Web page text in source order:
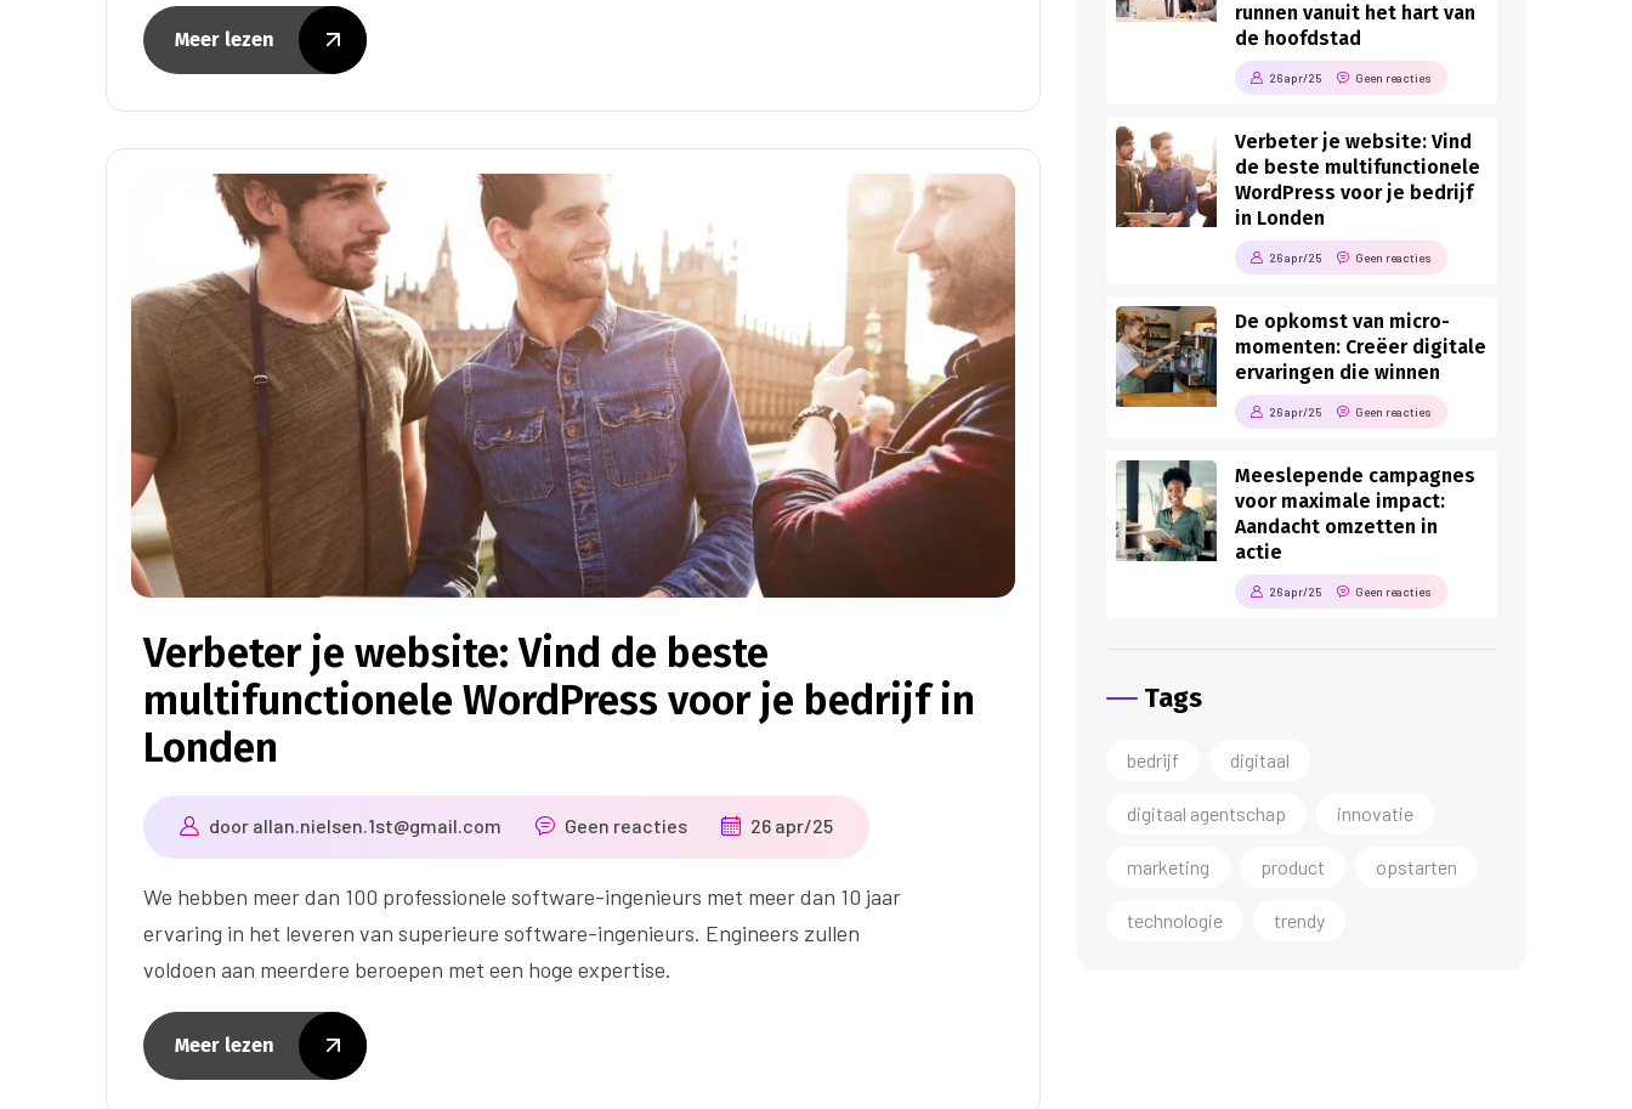
Meer lezen
Verbeter je website: Vind de beste
multifunctionele WordPress voor je bedrijf in
Londen
door allan.nielsen.1st@gmail.com Geen reacties 26 apr/25
We hebben meer dan 100 professionele software-ingenieurs met meer dan 10 jaar
ervaring in het leveren van superieure software-ingenieurs. Engineers zullen
voldoen aan meerdere beroepen met een hoge expertise.
Meer lezen
runnen vanuit het hart van
de hoofdstad
26 apr/25 Geen reacties
Verbeter je website: Vind
de beste multifunctionele
WordPress voor je bedrijf
in Londen
26 apr/25 Geen reacties
De opkomst van micro-
momenten: Creëer digitale
ervaringen die winnen
26 apr/25 Geen reacties
Meeslepende campagnes
voor maximale impact:
Aandacht omzetten in
actie
26 apr/25 Geen reacties
Tags
bedrijf digitaal
digitaal agentschap innovatie
marketing product opstarten
technologie trendy